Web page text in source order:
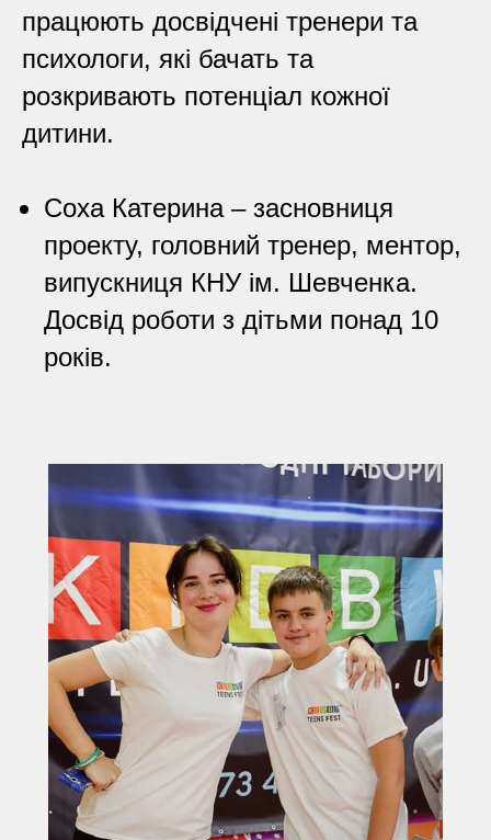
працюють досвідчені тренери та
психологи, які бачать та
розкривають потенціал кожної
дитини.
Соха Катерина – засновниця
проекту, головний тренер, ментор,
випускниця КНУ ім. Шевченка.
Досвід роботи з дітьми понад 10
років.